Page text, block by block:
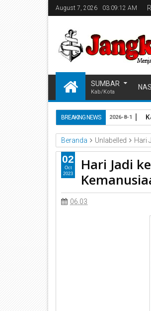
August 7, 2026 03:09:13 AM
SUMBAR
Kab/Kota
BREAKING NEWS 2026-8-1
Beranda Unlabelled Hari
Hari Jadi
06.03
02
Oct
2023